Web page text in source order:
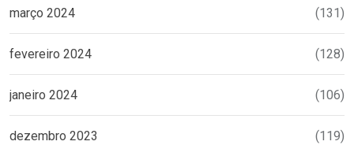
março 2024 (131)
fevereiro 2024 (128)
janeiro 2024 (106)
dezembro 2023 (119)